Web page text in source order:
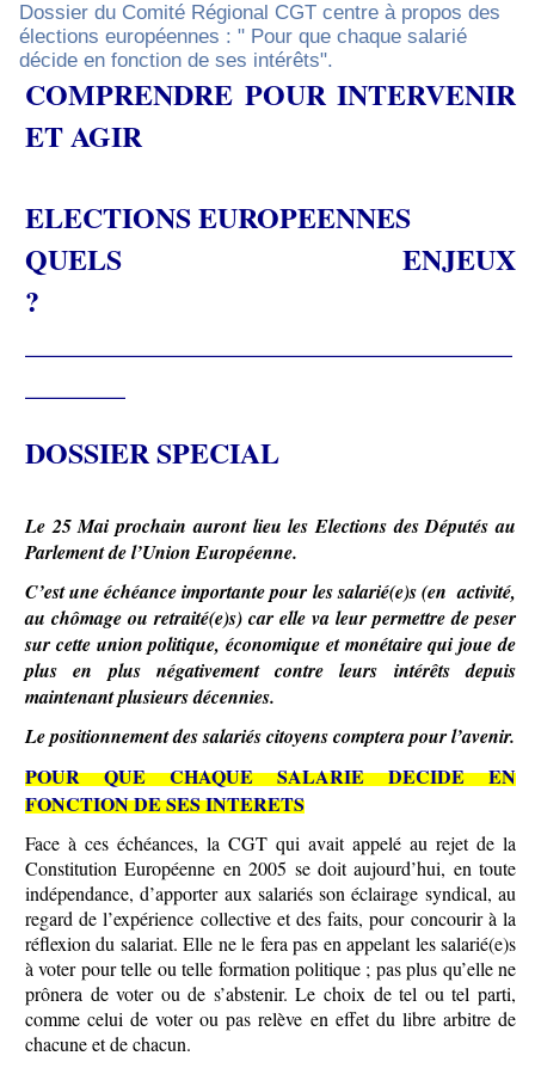
Dossier du Comité Régional CGT centre à propos des
élections européennes : " Pour que chaque salarié
décide en fonction de ses intérêts".
COMPRENDRE POUR INTERVENIR
ET AGIR
ELECTIONS EUROPEENNES
QUELS ENJEUX
?
DOSSIER SPECIAL
Le 25 Mai prochain auront lieu les Elections des Députés au
Parlement de l’Union Européenne.
C’est une échéance importante pour les salarié(e)s (en activité,
au chômage ou retraité(e)s) car elle va leur permettre de peser
sur cette union politique, économique et monétaire qui joue de
plus en plus négativement contre leurs intérêts depuis
maintenant plusieurs décennies.
Le positionnement des salariés citoyens comptera pour l’avenir.
POUR QUE CHAQUE SALARIE DECIDE EN
FONCTION DE SES INTERETS
Face à ces échéances, la CGT qui avait appelé au rejet de la
Constitution Européenne en 2005 se doit aujourd’hui, en toute
indépendance, d’apporter aux salariés son éclairage syndical, au
regard de l’expérience collective et des faits, pour concourir à la
réflexion du salariat. Elle ne le fera pas en appelant les salarié(e)s
à voter pour telle ou telle formation politique ; pas plus qu’elle ne
prônera de voter ou de s’abstenir. Le choix de tel ou tel parti,
comme celui de voter ou pas relève en effet du libre arbitre de
chacune et de chacun.